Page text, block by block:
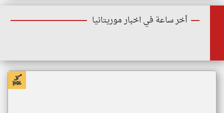
أخر ساعة في اخبار موريتانيا